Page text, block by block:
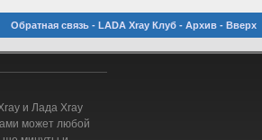
Обратная связь - LADA Xray Клуб - Архив - Вверх
и Лада Xray
может любой